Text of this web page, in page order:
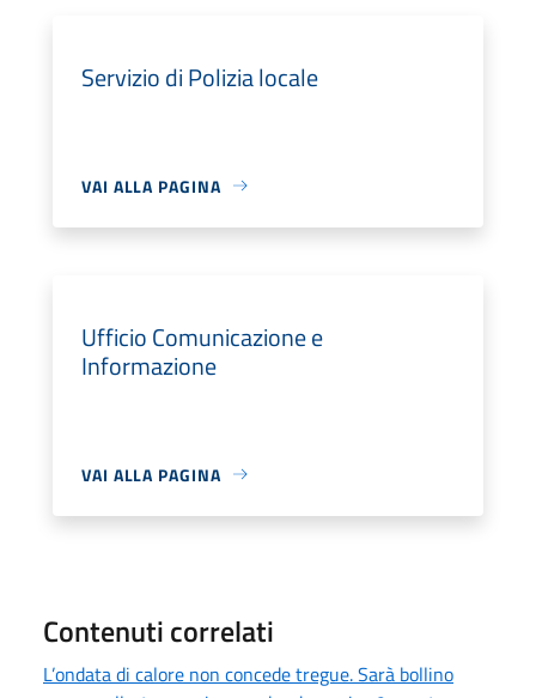
Servizio di Polizia locale
VAI ALLA PAGINA
Ufficio Comunicazione e
Informazione
VAI ALLA PAGINA
Contenuti correlati
L’ondata di calore non concede tregue. Sarà bollino